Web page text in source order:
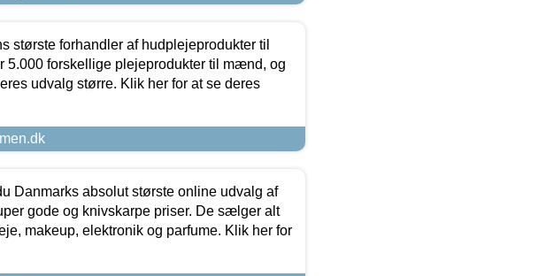
største forhandler af hudplejeprodukter til
5.000 forskellige plejeprodukter til mænd, og
udvalg større. Klik her for at se deres
Danmarks absolut største online udvalg af
gode og knivskarpe priser. De sælger alt
makeup, elektronik og parfume. Klik her for